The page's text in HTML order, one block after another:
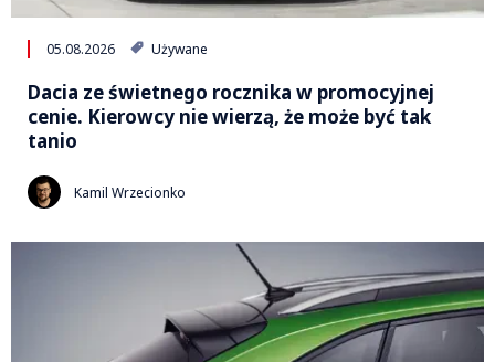
05.08.2026 Używane
Dacia ze świetnego rocznika w promocyjnej
cenie. Kierowcy nie wierzą, że może być tak
tanio
Kamil Wrzecionko